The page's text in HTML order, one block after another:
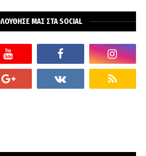
ΜΑΣ ΣΤΑ SOCIAL